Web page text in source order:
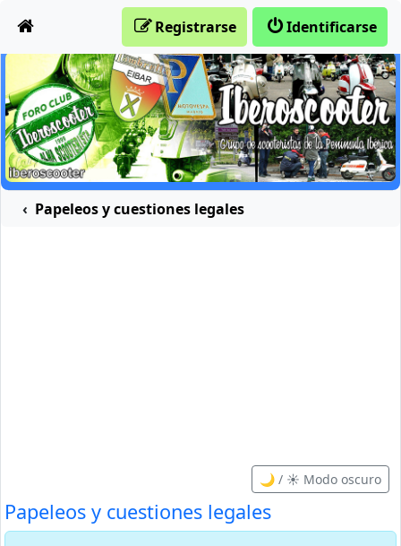
Identificarse
Registrarse
Papeleos y cuestiones legales
🌙 / ☀️ Modo oscuro
Papeleos y cuestiones legales